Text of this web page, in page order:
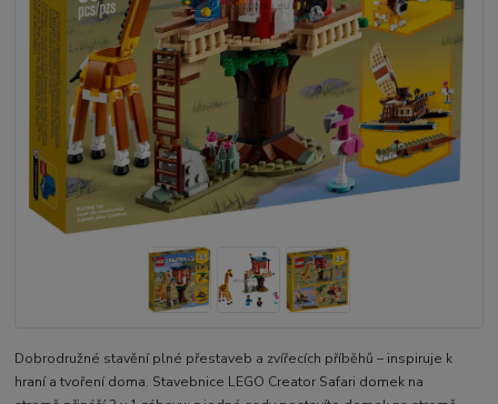
Dobrodružné stavění plné přestaveb a zvířecích příběhů – inspiruje k
hraní a tvoření doma. Stavebnice LEGO Creator Safari domek na